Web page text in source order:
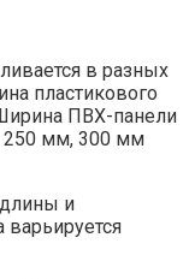
в разных
пластикового
ПВХ-панели
250 мм, 300 мм
и